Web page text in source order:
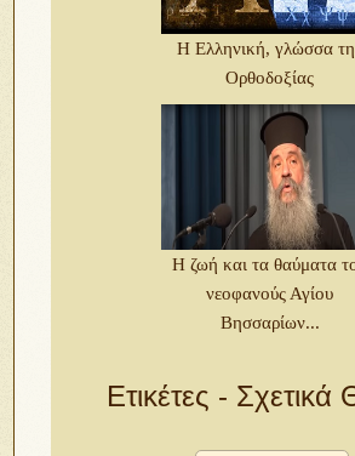
Η Ελληνική, γλώσσα
Ορθοδοξίας
Η ζωή και τα θαύματα
νεοφανούς Αγίου
Βησσαρίων...
Ετικέτες - Σχετικά